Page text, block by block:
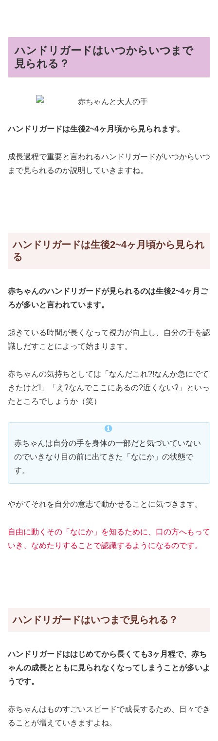
ハンドリガードはいつからいつまで
見られる？
ハンドリガードは生後2~4ヶ月頃から見られます。
成長過程で重要と言われるハンドリガードがいつからいつ
まで見られるのか説明していきますね。
ハンドリガードは生後2~4ヶ月頃から見られ
る
赤ちゃんのハンドリガードが見られるのは生後2~4ヶ月ご
ろが多いと言われています。
起きている時間が長くなって視力が向上し、自分の手を認
識しだすことによって始まります。
赤ちゃんの気持ちとしては「なんだこれ?!なんか急にでて
きたけど!」「え?なんでここにあるの?近くない?」といっ
たところでしょうか（笑）
赤ちゃんは自分の手を身体の一部だと気づいていない
のでいきなり目の前に出てきた「なにか」の状態で
す。
やがてそれを自分の意志で動かせることに気づきます。
自由に動くその「なにか」を知るために、口の方へもって
いき、なめたりすることで認識するようになるのです。
ハンドリガードはいつまで見られる？
ハンドリガードははじめてから長くても3ヶ月程で、赤ち
ゃんの成長とともに見られなくなってしまうことが多いよ
うです。
赤ちゃんはものすごいスピードで成長するため、日々でき
ることが増えていきますよね。